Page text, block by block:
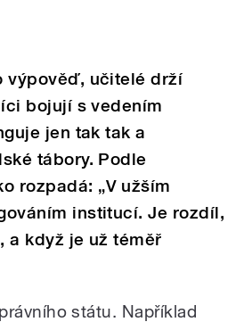
výpověď, učitelé drží
bojují s vedením
jen tak tak a
tábory. Podle
rozpadá: „V užším
institucí. Je rozdíl,
a když je už téměř
státu. Například